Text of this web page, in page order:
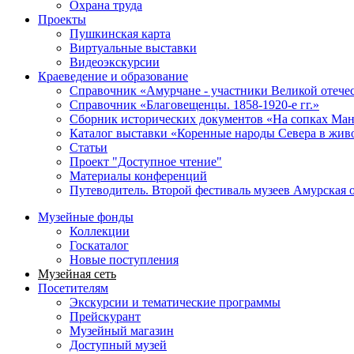
Охрана труда
Проекты
Пушкинская карта
Виртуальные выставки
Видеоэкскурсии
Краеведение и образование
Справочник «Амурчане - участники Великой
Справочник «Благовещенцы. 1858-1920-е гг.»
Сборник исторических документов «На сопках
Каталог выставки «Коренные народы Севера в
Статьи
Проект "Доступное чтение"
Материалы конференций
Путеводитель. Второй фестиваль музеев Амурская
Музейные фонды
Коллекции
Госкаталог
Новые поступления
Музейная сеть
Посетителям
Экскурсии и тематические программы
Прейскурант
Музейный магазин
Доступный музей